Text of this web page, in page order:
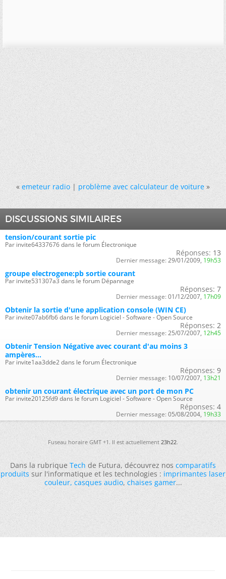
« emeteur radio|problème avec calculateur de voiture »
DISCUSSIONS SIMILAIRES
tension/courant sortie pic
Par invite64337676 dans le forum Électronique
Réponses: 13
Dernier message: 29/01/2009, 19h53
groupe electrogene:pb sortie courant
Par invite531307a3 dans le forum Dépannage
Réponses: 7
Dernier message: 01/12/2007, 17h09
Obtenir la sortie d'une application console (WIN CE)
Par invite07ab6fb6 dans le forum Logiciel - Software - Open Source
Réponses: 2
Dernier message: 25/07/2007, 12h45
Obtenir Tension Négative avec courant d'au moins 3
ampères...
Par invite1aa3dde2 dans le forum Électronique
Réponses: 9
Dernier message: 10/07/2007, 13h21
obtenir un courant électrique avec un port de mon PC
Par invite20125fd9 dans le forum Logiciel - Software - Open Source
Réponses: 4
Dernier message: 05/08/2004, 19h33
Fuseau horaire GMT +1. Il est actuellement23h22.
Dans la rubriqueTechde Futura, découvrez noscomparatifs
produitssur l'informatique et les technologies :imprimantes laser
couleur,casques audio,chaises gamer...